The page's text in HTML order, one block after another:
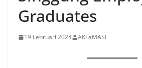
Graduates
19 Februari 2024 AKLaMASI